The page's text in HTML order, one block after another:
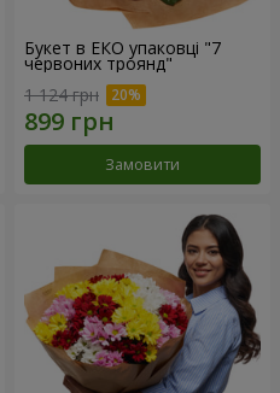
Букет в ЕКО упаковці "7
червоних троянд"
1 124 грн
Замовити